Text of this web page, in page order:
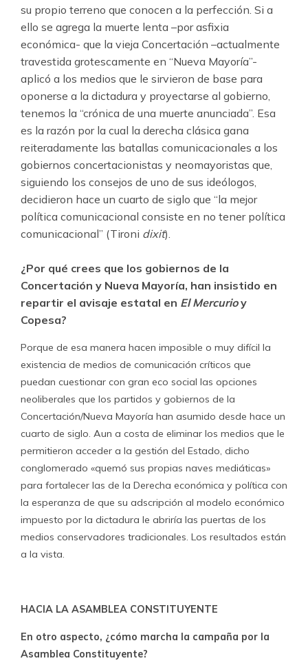
su propio terreno que conocen a la perfección. Si a
ello se agrega la muerte lenta –por asfixia
económica- que la vieja Concertación –actualmente
travestida grotescamente en “Nueva Mayoría”-
aplicó a los medios que le sirvieron de base para
oponerse a la dictadura y proyectarse al gobierno,
tenemos la “crónica de una muerte anunciada”. Esa
es la razón por la cual la derecha clásica gana
reiteradamente las batallas comunicacionales a los
gobiernos concertacionistas y neomayoristas que,
siguiendo los consejos de uno de sus ideólogos,
decidieron hace un cuarto de siglo que “la mejor
política comunicacional consiste en no tener política
comunicacional” (Tironi dixit).
¿Por qué crees que los gobiernos de la
Concertación y Nueva Mayoría, han insistido en
repartir el avisaje estatal en El Mercurioy
Copesa?
Porque de esa manera hacen imposible o muy difícil la
existencia de medios de comunicación críticos que
puedan cuestionar con gran eco social las opciones
neoliberales que los partidos y gobiernos de la
Concertación/Nueva Mayoría han asumido desde hace un
cuarto de siglo. Aun a costa de eliminar los medios que le
permitieron acceder a la gestión del Estado, dicho
conglomerado «quemó sus propias naves mediáticas»
para fortalecer las de la Derecha económica y política con
la esperanza de que su adscripción al modelo económico
impuesto por la dictadura le abriría las puertas de los
medios conservadores tradicionales. Los resultados están
a la vista.
HACIA LA ASAMBLEA CONSTITUYENTE
En otro aspecto, ¿cómo marcha la campaña por la
Asamblea Constituyente?